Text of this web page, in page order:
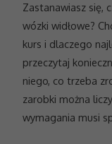
Zastanawiasz się,
wózki widłowe?
kurs i dlaczego
przeczytaj
niego, co trzeba
zarobki można
wymagania musi